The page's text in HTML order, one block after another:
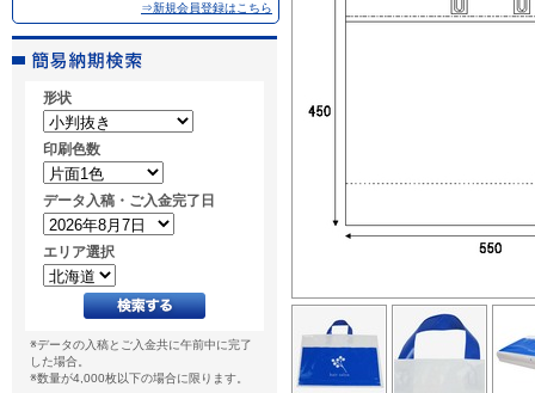
⇒新規会員登録はこちら
形状
印刷色数
データ入稿・ご入金完了日
エリア選択
※データの入稿とご入金共に午前中に完了
した場合。
※数量が4,000枚以下の場合に限ります。